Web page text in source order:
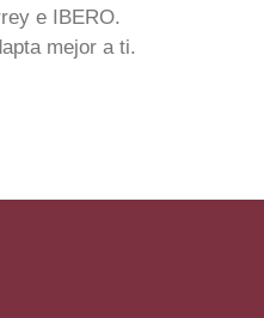
e IBERO.
mejor a ti.